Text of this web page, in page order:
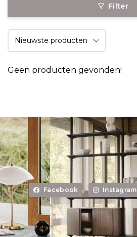
Filter
Geen producten gevonden!
Facebook Instagram